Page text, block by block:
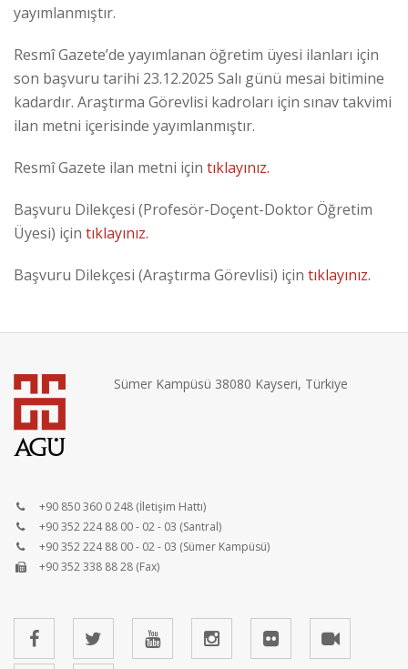
yayımlanmıştır.
Resmî Gazete’de yayımlanan öğretim üyesi ilanları için
son başvuru tarihi 23.12.2025 Salı günü mesai bitimine
kadardır. Araştırma Görevlisi kadroları için sınav takvimi
ilan metni içerisinde yayımlanmıştır.
Resmî Gazete ilan metni için tıklayınız.
Başvuru Dilekçesi (Profesör-Doçent-Doktor Öğretim
Üyesi) için tıklayınız.
Başvuru Dilekçesi (Araştırma Görevlisi) için tıklayınız.
Sümer Kampüsü 38080 Kayseri, Türkiye
+90 850 360 0 248 (İletişim Hattı)
+90 352 224 88 00 - 02 - 03 (Santral)
+90 352 224 88 00 - 02 - 03 (Sümer Kampüsü)
+90 352 338 88 28 (Fax)